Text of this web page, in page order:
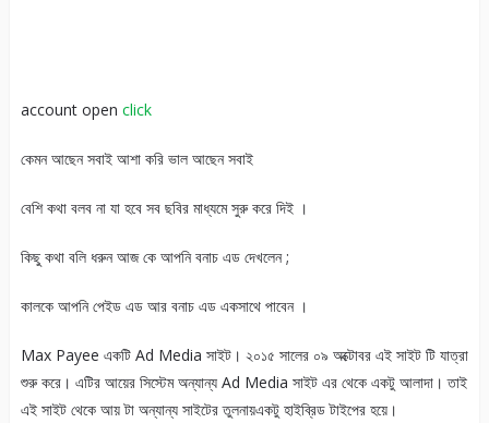
account open click
কেমন আছেন সবাই আশা করি ভাল আছেন সবাই
বেশি কথা বলব না যা হবে সব ছবির মাধ্যমে সুরু করে দিই ।
কিছু কথা বলি ধরুন আজ কে আপনি বনাচ এড দেখলেন ;
কালকে আপনি পেইড এড আর বনাচ এড একসাথে পাবেন ।
Max Payee একটি Ad Media সাইট। ২০১৫ সালের ০৯ অক্টোবর এই সাইট টি যাত্রা
শুরু করে। এটির আয়ের সিস্টেম অন্যান্য Ad Media সাইট এর থেকে একটু আলাদা। তাই
এই সাইট থেকে আয় টা অন্যান্য সাইটের তুলনায়একটু হাইব্রিড টাইপের হয়ে।­­­